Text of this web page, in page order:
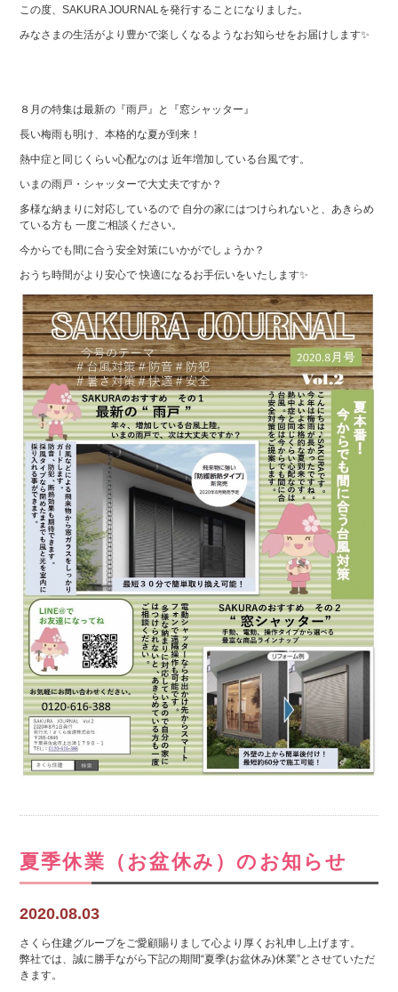
この度、SAKURA JOURNALを発行することになりました。
みなさまの生活がより豊かで楽しくなるようなお知らせをお届けします✨
８月の特集は最新の『雨戸』と『窓シャッター』
長い梅雨も明け、本格的な夏が到来！
熱中症と同じくらい心配なのは 近年増加している台風です。
いまの雨戸・シャッターで大丈夫ですか？
多様な納まりに対応しているので 自分の家にはつけられないと、あきらめ
ている方も 一度ご相談ください。
今からでも間に合う安全対策にいかがでしょうか？
おうち時間がより安心で 快適になるお手伝いをいたします✨
夏季休業（お盆休み）のお知らせ
2020.08.03
さくら住建グループをご愛顧賜りまして心より厚くお礼申し上げます。
弊社では、誠に勝手ながら下記の期間“夏季(お盆休み)休業”とさせていただ
きます。